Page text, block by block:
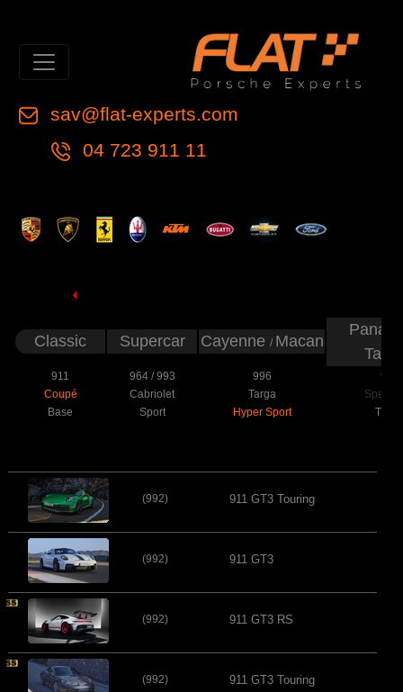
sav@flat-experts.com
04 723 911 11
Classic Supercar Cayenne / Macan
911 964 /993 996
997
Coupé
Cabriolet Targa
Base
Sport Hyper Sport
(992) 911 GT3 Touring
(992) 911 GT3
(992) 911 GT3 RS
(992) 911 GT3 Touring